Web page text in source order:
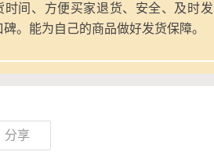
间、方便买家退货、安全、及时发
。能为自己的商品做好发货保障。
分享